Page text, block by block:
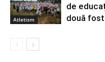
Atletism
de
două